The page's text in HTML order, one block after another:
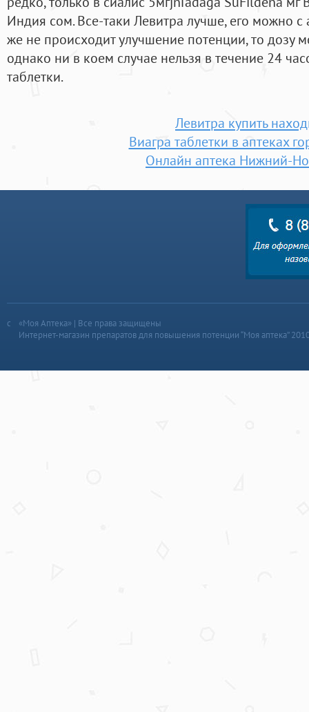
Индия сом. Все-таки Левитра лучше, его можно с
же не происходит улучшение потенции, то дозу
однако ни в коем случае нельзя в течение 24
таблетки.
Левитра купить
Виагра таблетки в аптеках
Онлайн аптека Нижний-
«Моя Аптека» | Все права защищены
Интернет-магазин препаратов для повышения потенции “Моя аптека”